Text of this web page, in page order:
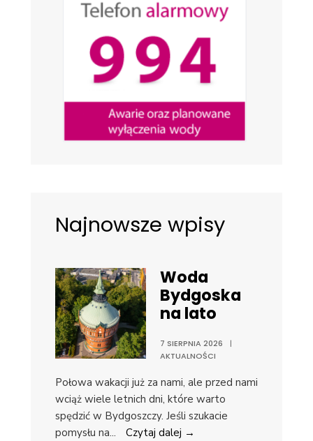
Najnowsze wpisy
Woda
Bydgoska
na lato
7 SIERPNIA 2026
|
AKTUALNOŚCI
Połowa wakacji już za nami, ale przed nami
wciąż wiele letnich dni, które warto
spędzić w Bydgoszczy. Jeśli szukacie
pomysłu na... Czytaj dalej →